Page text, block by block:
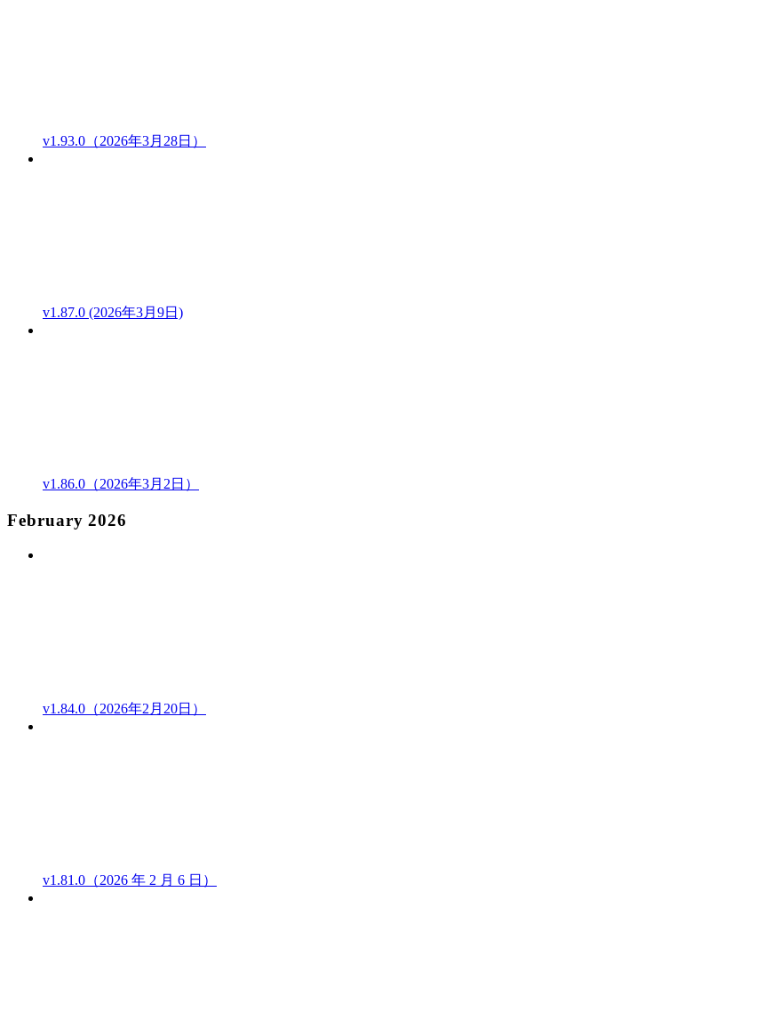
v1.93.0（2026年3月28日）
v1.87.0 (2026年3月9日)
v1.86.0（2026年3月2日）
February 2026
v1.84.0（2026年2月20日）
v1.81.0（2026 年 2 月 6 日）